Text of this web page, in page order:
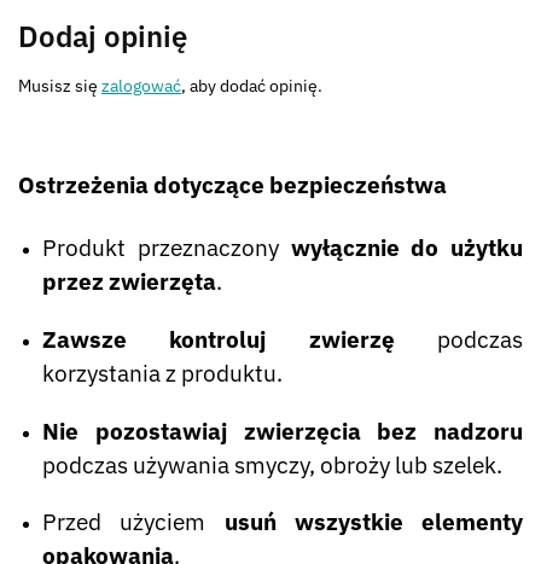
Dodaj opinię
Musisz się zalogować, aby dodać opinię.
Ostrzeżenia dotyczące bezpieczeństwa
Produkt przeznaczony wyłącznie do użytku
przez zwierzęta.
Zawsze kontroluj zwierzę podczas
korzystania z produktu.
Nie pozostawiaj zwierzęcia bez nadzoru
podczas używania smyczy, obroży lub szelek.
Przed użyciem usuń wszystkie elementy
opakowania.